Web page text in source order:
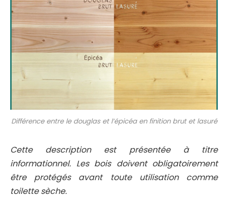
Différence entre le douglas et l’épicéa en finition brut et lasuré
Cette description est présentée à titre
informationnel. Les bois doivent obligatoirement
être protégés avant toute utilisation comme
toilette sèche.